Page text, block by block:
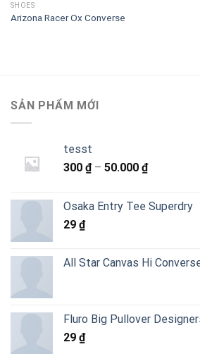
SHOES
Arizona Racer Ox Converse
SẢN PHẨM MỚI
tesst
300 ₫ – 50.000 ₫Khoảng
300 ₫
Osaka Entry Tee Superdry
29 ₫
All Star Canvas Hi
Fluro Big Pullover
29 ₫